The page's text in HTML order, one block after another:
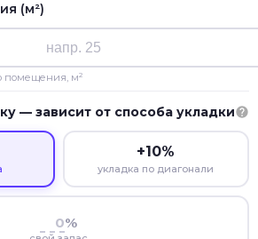
(м²)
помещения, м²
— зависит от способа укладки
+10%
укладка по диагонали
%